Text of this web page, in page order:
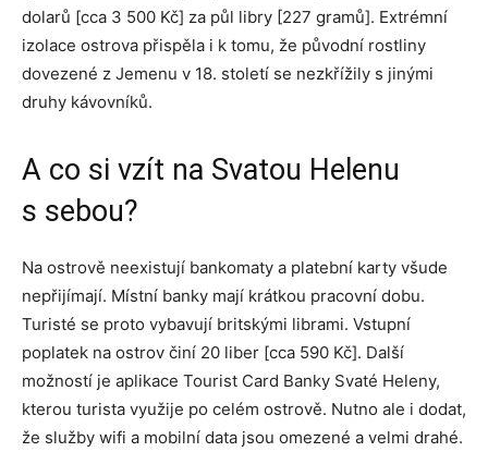
dolarů [cca 3 500 Kč] za půl libry [227 gramů]. Extrémní
izolace ostrova přispěla i k tomu, že původní rostliny
dovezené z Jemenu v 18. století se nezkřížily s jinými
druhy kávovníků.
A co si vzít na Svatou Helenu
s sebou?
Na ostrově neexistují bankomaty a platební karty všude
nepřijímají. Místní banky mají krátkou pracovní dobu.
Turisté se proto vybavují britskými librami. Vstupní
poplatek na ostrov činí 20 liber [cca 590 Kč]. Další
možností je aplikace Tourist Card Banky Svaté Heleny,
kterou turista využije po celém ostrově. Nutno ale i dodat,
že služby wifi a mobilní data jsou omezené a velmi drahé.